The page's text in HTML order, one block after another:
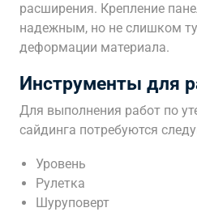
расширения. Крепление
надежным, но не слишком
деформации материала.
Инструменты для
Для выполнения работ по
сайдинга потребуются
Уровень
Рулетка
Шуруповерт